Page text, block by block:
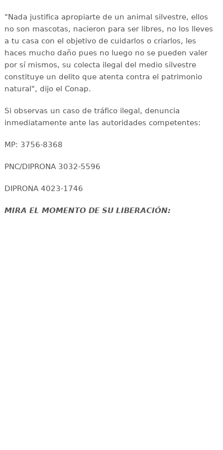
"Nada justifica apropiarte de un animal silvestre, ellos
no son mascotas, nacieron para ser libres, no los lleves
a tu casa con el objetivo de cuidarlos o criarlos, les
haces mucho daño pues no luego no se pueden valer
por sí mismos, su colecta ilegal del medio silvestre
constituye un delito que atenta contra el patrimonio
natural", dijo el Conap.
Si observas un caso de tráfico ilegal, denuncia
inmediatamente ante las autoridades competentes:
MP: 3756-8368
PNC/DIPRONA 3032-5596
DIPRONA 4023-1746
MIRA EL MOMENTO DE SU LIBERACIÓN: